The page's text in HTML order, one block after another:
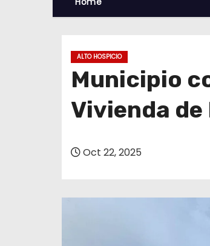
ALTO HOSPICIO
Municipio
Vivienda de
Oct 22, 2025